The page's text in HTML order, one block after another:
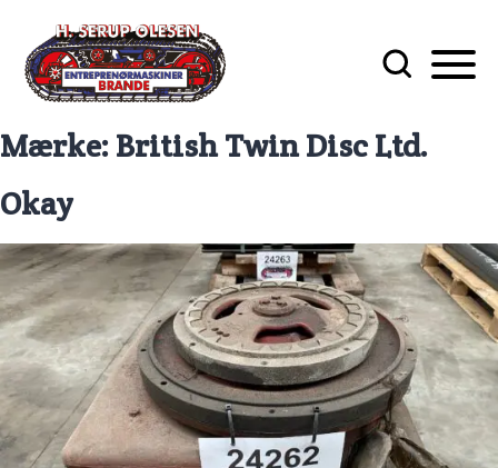
Mærke: British Twin Disc Ltd.
Okay